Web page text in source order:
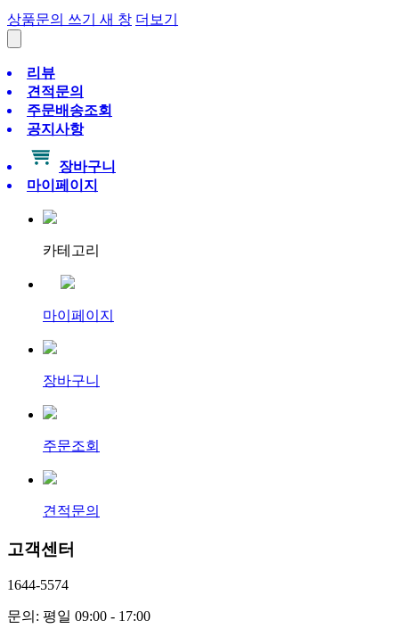
상품문의 쓰기 새 창 더보기
리뷰
견적문의
주문배송조회
공지사항
장바구니
마이페이지
카테고리
마이페이지
장바구니
주문조회
견적문의
고객센터
1644-5574
문의: 평일 09:00 - 17:00